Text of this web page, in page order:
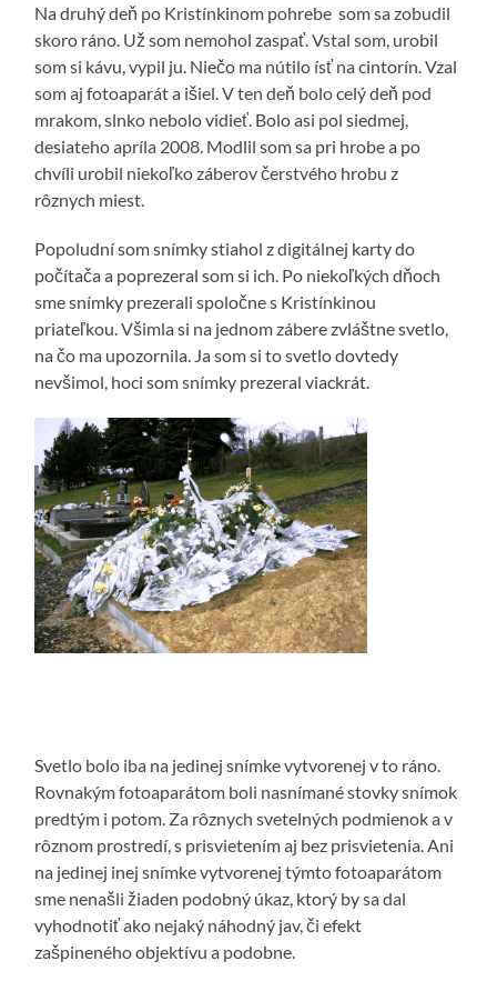
Na druhý deň po Kristínkinom pohrebe som sa zobudil
skoro ráno. Už som nemohol zaspať. Vstal som, urobil
som si kávu, vypil ju. Niečo ma nútilo ísť na cintorín. Vzal
som aj fotoaparát a išiel. V ten deň bolo celý deň pod
mrakom, slnko nebolo vidieť. Bolo asi pol siedmej,
desiateho apríla 2008. Modlil som sa pri hrobe a po
chvíli urobil niekoľko záberov čerstvého hrobu z
rôznych miest.
Popoludní som snímky stiahol z digitálnej karty do
počítača a poprezeral som si ich. Po niekoľkých dňoch
sme snímky prezerali spoločne s Kristínkinou
priateľkou. Všimla si na jednom zábere zvláštne svetlo,
na čo ma upozornila. Ja som si to svetlo dovtedy
nevšimol, hoci som snímky prezeral viackrát.
Svetlo bolo iba na jedinej snímke vytvorenej v to ráno.
Rovnakým fotoaparátom boli nasnímané stovky snímok
predtým i potom. Za rôznych svetelných podmienok a v
rôznom prostredí, s prisvietením aj bez prisvietenia. Ani
na jedinej inej snímke vytvorenej týmto fotoaparátom
sme nenašli žiaden podobný úkaz, ktorý by sa dal
vyhodnotiť ako nejaký náhodný jav, či efekt
zašpineného objektívu a podobne.